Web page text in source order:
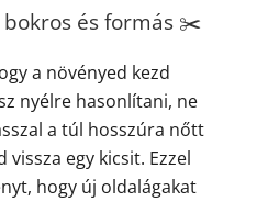
bokros és formás ✂️
a növényed kezd
nyélre hasonlítani, ne
a túl hosszúra nőtt
egy kicsit. Ezzel
hogy új oldalágakat